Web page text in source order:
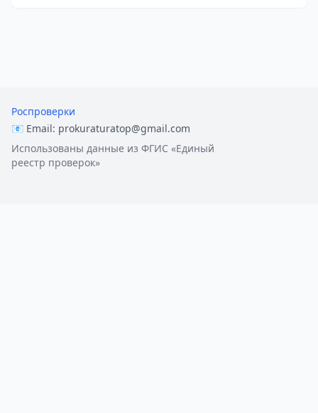
Роспроверки
📧 Email: prokuraturatop@gmail.com
Использованы данные из ФГИС «Единый
реестр проверок»